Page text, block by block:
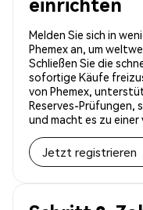
Melden Sie sich in
Phemex an, um
Schließen Sie die
sofortige Käufe
von Phemex,
Reserves-Prüfungen,
und macht es zu
Jetzt registrieren